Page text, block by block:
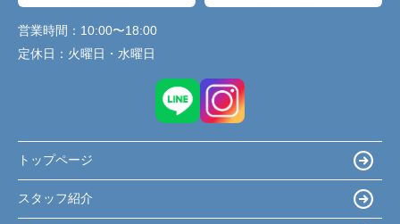
営業時間： 10:00〜18:00
定休日： 火曜日・水曜日
トップページ
スタッフ紹介